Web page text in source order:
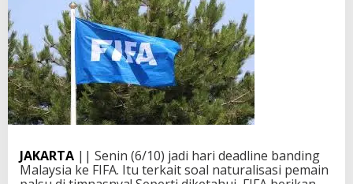
JAKARTA || Senin (6/10) jadi hari deadline banding
Malaysia ke FIFA. Itu terkait soal naturalisasi pemain